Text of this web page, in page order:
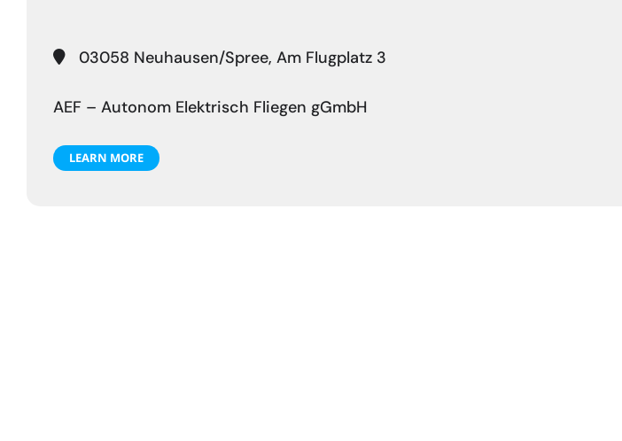
03058 Neuhausen/Spree, Am Flugplatz 3
AEF – Autonom Elektrisch Fliegen gGmbH
LEARN MORE